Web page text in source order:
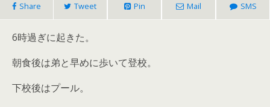
Share Tweet Pin Mail SMS
6時過ぎに起きた。
朝食後は弟と早めに歩いて登校。
下校後はプール。